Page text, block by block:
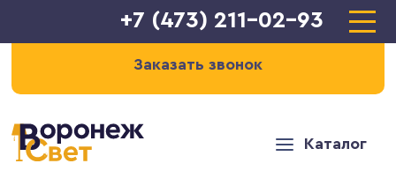
+7 (473) 211-02-93
Заказать звонок
Каталог